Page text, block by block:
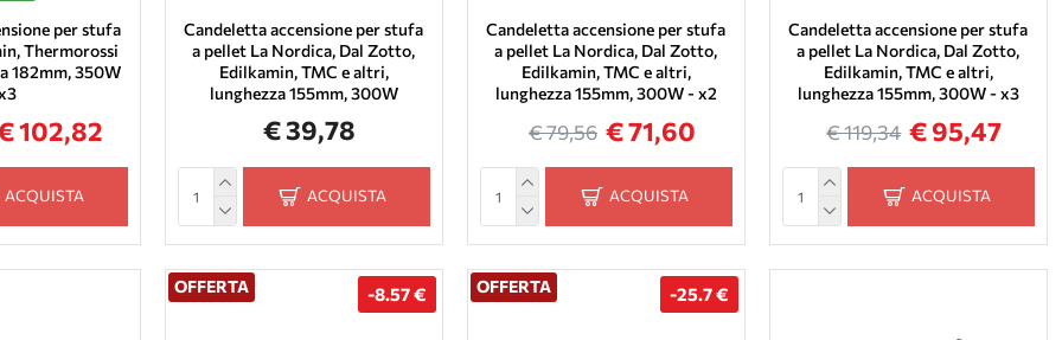
per stufa
Thermorossi
182mm, 350W
102,82
ACQUISTA
Candeletta accensione per stufa
a pellet La Nordica, Dal Zotto,
Edilkamin, TMC e altri,
lunghezza 155mm, 300W
€ 39,78
ACQUISTA
Candeletta accensione per stufa
a pellet La Nordica, Dal Zotto,
Edilkamin, TMC e altri,
lunghezza 155mm, 300W - x2
€ 71,60
€ 79,56
ACQUISTA
Candeletta accensione per stufa
a pellet La Nordica, Dal Zotto,
Edilkamin, TMC e altri,
lunghezza 155mm, 300W - x3
€ 95,47
€ 119,34
ACQUISTA
OFFERTA -8.57 € OFFERTA -25.7 €